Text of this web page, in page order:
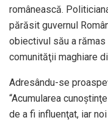
românească.
părăsit guvernul
obiectivul său a
comunităţii maghiare
Adresându-se
“Acumularea
de a fi influenţat, iar